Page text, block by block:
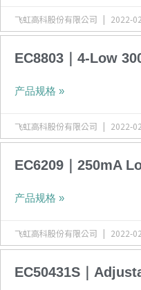
飞虹高科股份有限公司 2022-
EC8803｜4-Low
产品规格 »
飞虹高科股份有限公司 2022-
EC6209｜250mA
产品规格 »
飞虹高科股份有限公司 2022-
EC50431S｜